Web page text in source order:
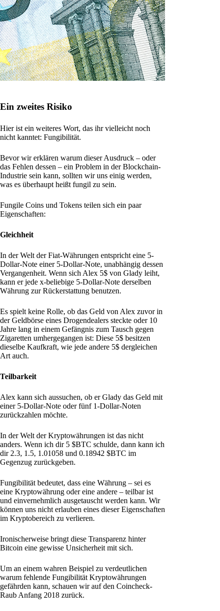
Ein zweites Risiko
Hier ist ein weiteres Wort, das ihr vielleicht noch
nicht kanntet: Fungibilität.
Bevor wir erklären warum dieser Ausdruck – oder
das Fehlen dessen – ein Problem in der Blockchain-
Industrie sein kann, sollten wir uns einig werden,
was es überhaupt heißt fungil zu sein.
Fungile Coins und Tokens teilen sich ein paar
Eigenschaften:
Gleichheit
In der Welt der Fiat-Währungen entspricht eine 5-
Dollar-Note einer 5-Dollar-Note, unabhängig dessen
Vergangenheit. Wenn sich Alex 5$ von Glady leiht,
kann er jede x-beliebige 5-Dollar-Note derselben
Währung zur Rückerstattung benutzen.
Es spielt keine Rolle, ob das Geld von Alex zuvor in
der Geldbörse eines Drogendealers steckte oder 10
Jahre lang in einem Gefängnis zum Tausch gegen
Zigaretten umhergegangen ist: Diese 5$ besitzen
dieselbe Kaufkraft, wie jede andere 5$ dergleichen
Art auch.
Teilbarkeit
Alex kann sich aussuchen, ob er Glady das Geld mit
einer 5-Dollar-Note oder fünf 1-Dollar-Noten
zurückzahlen möchte.
In der Welt der Kryptowährungen ist das nicht
anders. Wenn ich dir 5 $BTC schulde, dann kann ich
dir 2.3, 1.5, 1.01058 und 0.18942 $BTC im
Gegenzug zurückgeben.
Fungibilität bedeutet, dass eine Währung – sei es
eine Kryptowährung oder eine andere – teilbar ist
und einvernehmlich ausgetauscht werden kann. Wir
können uns nicht erlauben eines dieser Eigenschaften
im Kryptobereich zu verlieren.
Ironischerweise bringt diese Transparenz hinter
Bitcoin eine gewisse Unsicherheit mit sich.
Um an einem wahren Beispiel zu verdeutlichen
warum fehlende Fungibilität Kryptowährungen
gefährden kann, schauen wir auf den Coincheck-
Raub Anfang 2018 zurück.